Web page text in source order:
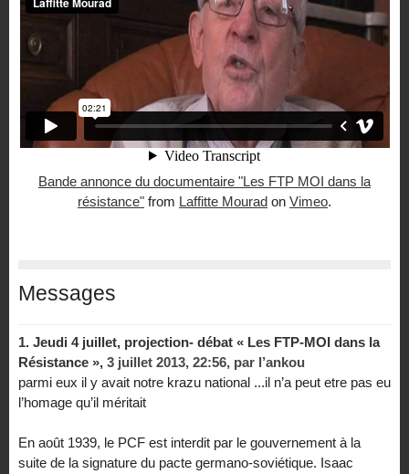
Bande annonce du documentaire "Les FTP MOI dans la
résistance" from Laffitte Mourad on Vimeo.
Messages
1. Jeudi 4 juillet, projection- débat « Les FTP-MOI dans la
Résistance », 3 juillet 2013, 22:56, par l’ankou
parmi eux il y avait notre krazu national ...il n’a peut etre pas eu
l’homage qu’il méritait
En août 1939, le PCF est interdit par le gouvernement à la
suite de la signature du pacte germano-soviétique. Isaac